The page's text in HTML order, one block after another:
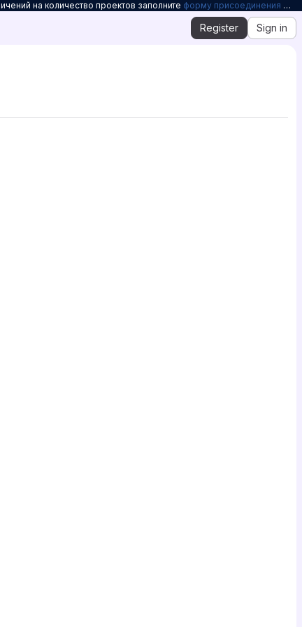
на количество проектов заполните форму присоединения к Openelbrus
Register Sign in